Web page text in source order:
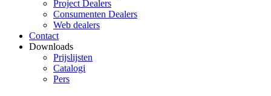
Project Dealers
Consumenten Dealers
Web dealers
Contact
Downloads
Prijslijsten
Catalogi
Pers